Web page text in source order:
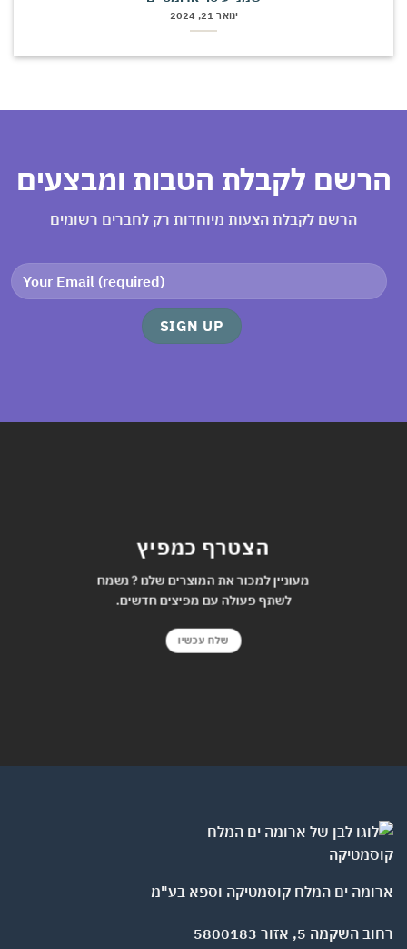
ינואר 21, 2024
הרשם לקבלת הטבות ומבצעים
הרשם לקבלת הצעות מיוחדות רק לחברים רשומים
הצטרף כמפיץ
מעוניין למכור את המוצרים שלנו ? נשמח
לשתף פעולה עם מפיצים חדשים.
שלח עכשיו
ארומה ים המלח קוסמטיקה וספא בע"מ
רחוב השקמה 5, אזור 5800183